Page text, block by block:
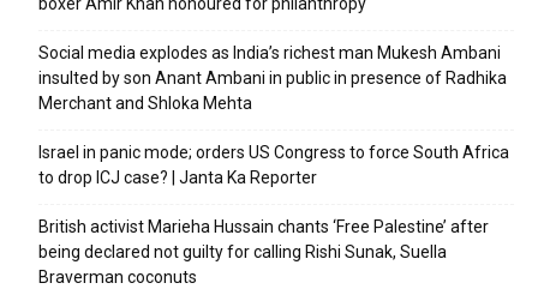
Social media explodes as India’s richest man Mukesh Ambani
insulted by son Anant Ambani in public in presence of Radhika
Merchant and Shloka Mehta
Israel in panic mode; orders US Congress to force South Africa
to drop ICJ case? | Janta Ka Reporter
British activist Marieha Hussain chants ‘Free Palestine’ after
being declared not guilty for calling Rishi Sunak, Suella
Braverman coconuts